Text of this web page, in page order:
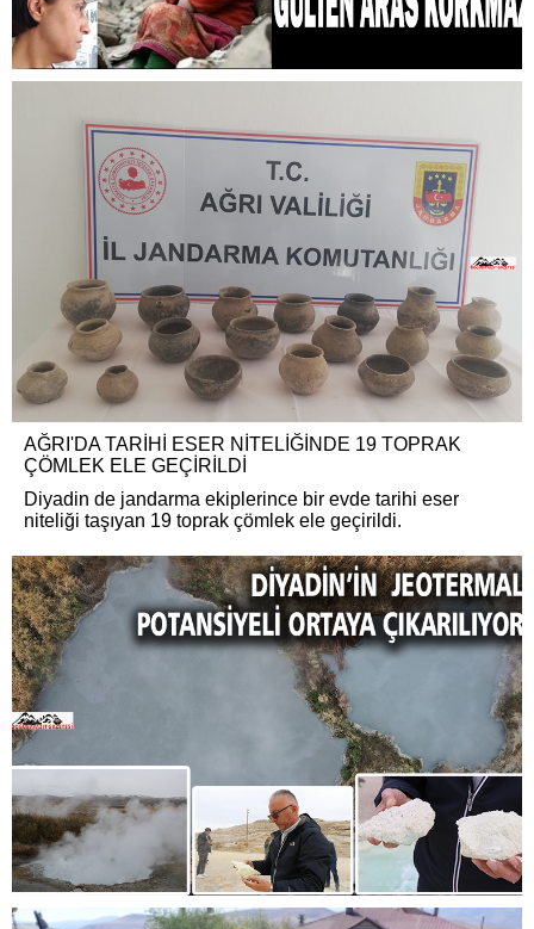
AĞRI'DA TARİHİ ESER NİTELİĞİNDE 19 TOPRAK
ÇÖMLEK ELE GEÇİRİLDİ
Diyadin de jandarma ekiplerince bir evde tarihi eser
niteliği taşıyan 19 toprak çömlek ele geçirildi.